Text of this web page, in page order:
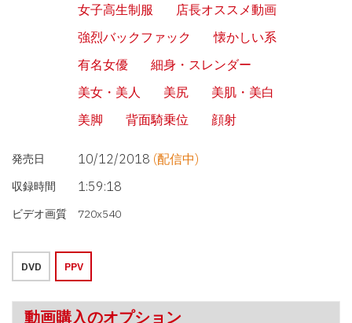
女子高生制服
店長オススメ動画
強烈バックファック
懐かしい系
有名女優
細身・スレンダー
美女・美人
美尻
美肌・美白
美脚
背面騎乗位 顔射
発売日 10/12/2018 (配信中)
収録時間 1:59:18
ビデオ画質 720x540
DVD PPV
動画購入のオプション